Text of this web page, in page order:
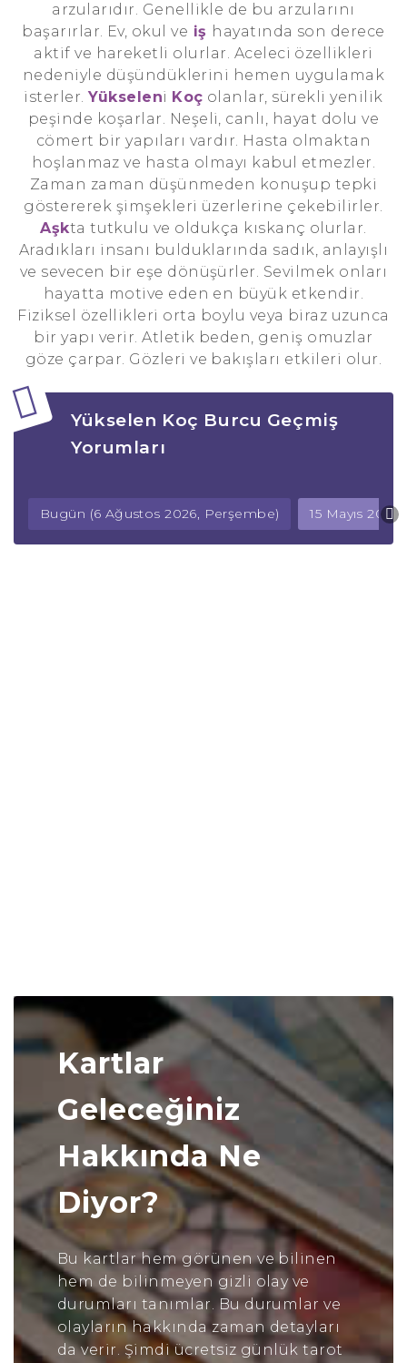
arzularıdır. Genellikle de bu arzularını
başarırlar. Ev, okul ve iş hayatında son derece
aktif ve hareketli olurlar. Aceleci özellikleri
nedeniyle düşündüklerini hemen uygulamak
isterler.Yükseleni Koç olanlar, sürekli yenilik
peşinde koşarlar. Neşeli, canlı, hayat dolu ve
cömert bir yapıları vardır. Hasta olmaktan
hoşlanmaz ve hasta olmayı kabul etmezler.
Zaman zaman düşünmeden konuşup tepki
göstererek şimşekleri üzerlerine çekebilirler.
Aşkta tutkulu ve oldukça kıskanç olurlar.
Aradıkları insanı bulduklarında sadık, anlayışlı
ve sevecen bir eşe dönüşürler. Sevilmek onları
hayatta motive eden en büyük etkendir.
Fiziksel özellikleri orta boylu veya biraz uzunca
bir yapı verir. Atletik beden, geniş omuzlar
göze çarpar. Gözleri ve bakışları etkileri olur.
Yükselen Koç Burcu Geçmiş
Yorumları
Bugün (6 Ağustos 2026, Perşembe) 15 Mayıs
Kartlar
Geleceğiniz
Hakkında Ne
Diyor?
Bu kartlar hem görünen ve bilinen
hem de bilinmeyen gizli olay ve
durumları tanımlar. Bu durumlar ve
olayların hakkında zaman detayları
da verir. Şimdi ücretsiz günlük tarot